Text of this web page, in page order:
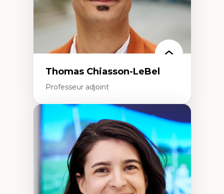
Thomas Chiasson-LeBel
Professeur adjoint
Expertises
Théories du développement
Économie politique comparée
Élites économiques
Sociologie économique
Extractivisme
Classes sociales
Mouvements sociaux
Théories de l’État